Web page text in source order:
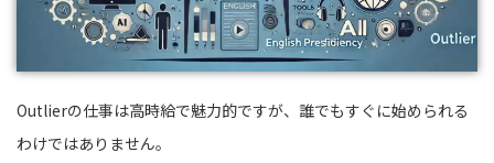
Outlierの仕事は高時給で魅力的ですが、誰でもすぐに始められる
わけではありません。